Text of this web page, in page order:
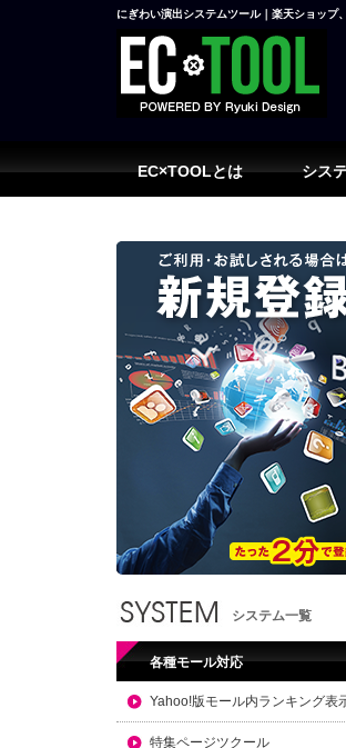
にぎわい演出システムツール｜楽天ショッ
EC×TOOLとは シス
システム一覧
各種モール対応
特集ページツクール